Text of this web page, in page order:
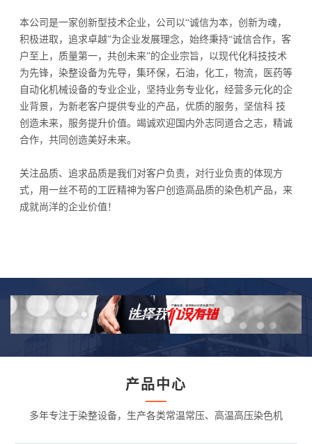
本公司是一家创新型技术企业，公司以“诚信为本，创新为魂，
积极进取，追求卓越”为企业发展理念，始终秉持“诚信合作，客
户至上，质量第一，共创未来”的企业宗旨，以现代化科技技术
为先锋，染整设备为先导，集环保，石油，化工，物流，医药等
自动化机械设备的专业企业，坚持业务专业化，经营多元化的企
业背景，为新老客户提供专业的产品，优质的服务，坚信科 技
创造未来，服务提升价值。竭诚欢迎国内外志同道合之志，精诚
合作，共同创造美好未来。
关注品质、追求品质是我们对客户负责，对行业负责的体现方
式，用一丝不苟的工匠精神为客户创造高品质的染色机产品，来
成就尚洋的企业价值！
产品中心
多年专注于染整设备，生产各类常温常压、高温高压染色机